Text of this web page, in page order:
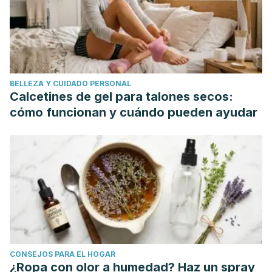
revisión sistemática(Bachelor's thesis).
Ortega, T., García, D., & Carretero, E. (2008). Plantas
medicinales.
Del Pilar Barrera, M., Lancheros, L., & Zárate, M. V. (2012).
Consumo de calcio: evolución y situación actual.Revista
de la Facultad de Medicina
BELLEZA Y CUIDADO PERSONAL
Calcetines de gel para talones secos:
cómo funcionan y cuándo pueden ayudar
CONSEJOS PARA EL HOGAR
¿Ropa con olor a humedad? Haz un spray